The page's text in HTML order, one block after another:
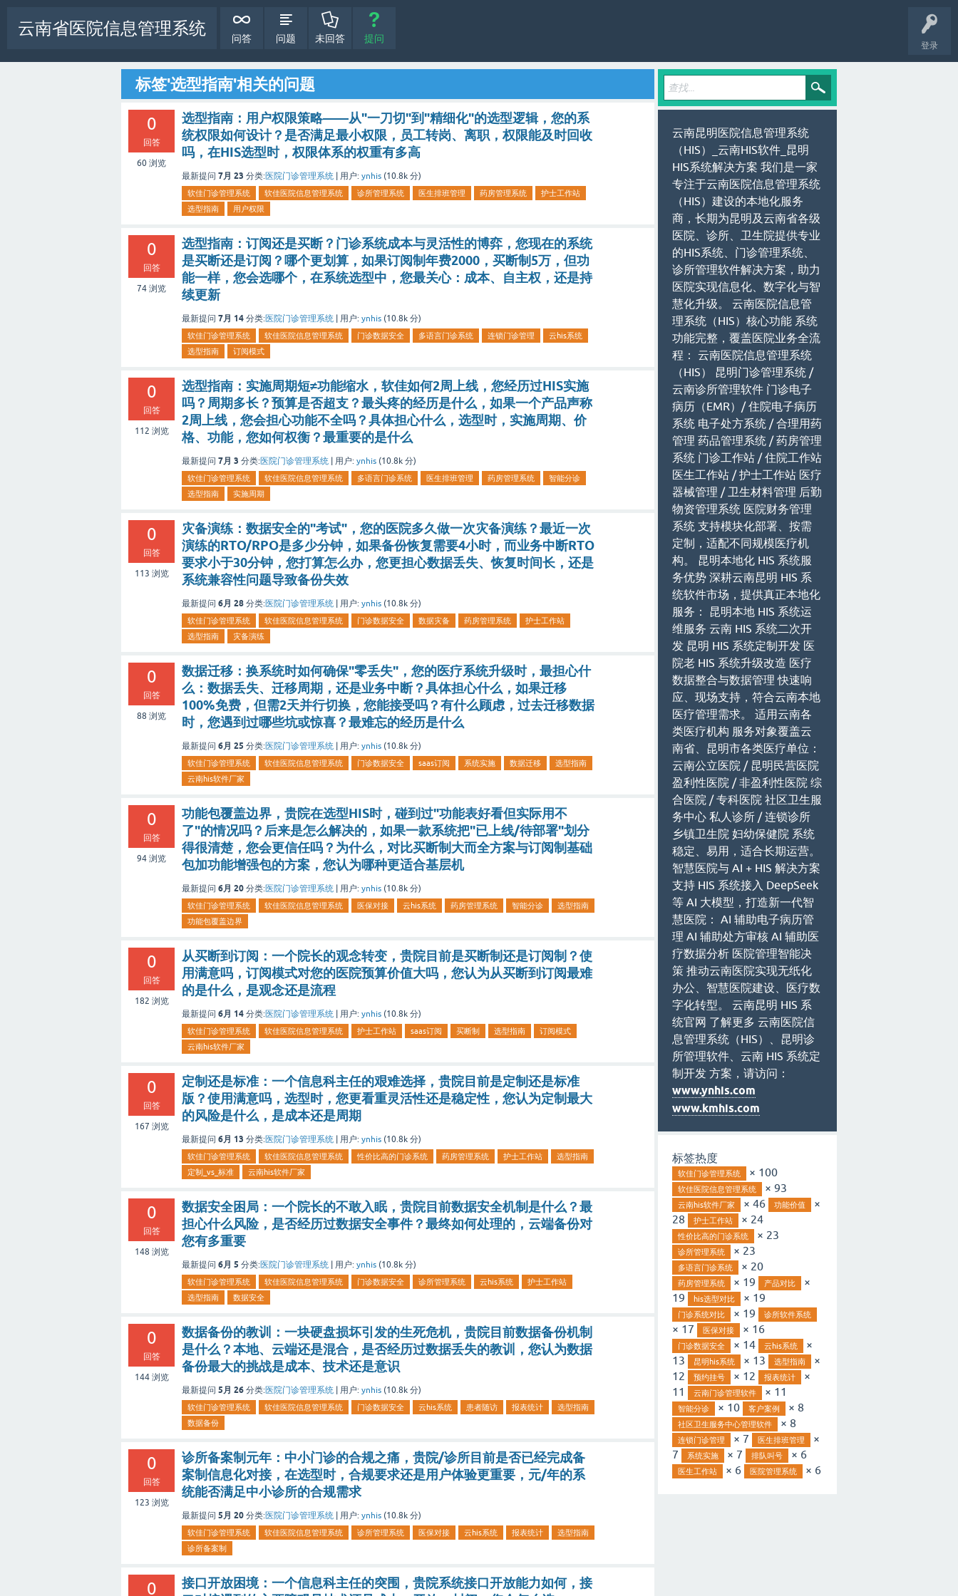
登录
云南省医院信息管理系统
问答 问题 未回答 提问
标签'选型指南'相关的问题
0
回答
60 浏览
选型指南：用户权限策略——从"一刀切"到"精细化"的选型逻辑，您的系
统权限如何设计？是否满足最小权限，员工转岗、离职，权限能及时回收
吗，在HIS选型时，权限体系的权重有多高
最新提问 7月 23 分类:医院门诊管理系统 用户: ynhis (10.8k 分)
软佳门诊管理系统 软佳医院信息管理系统 诊所管理系统 医生排班管理 药房管理系统
护士工作站
选型指南
用户权限
0
回答
74 浏览
选型指南：订阅还是买断？门诊系统成本与灵活性的博弈，您现在的系统
是买断还是订阅？哪个更划算，如果订阅制年费2000，买断制5万，但功
能一样，您会选哪个，在系统选型中，您最关心：成本、自主权，还是持
续更新
最新提问 7月 14 分类:医院门诊管理系统 用户: ynhis (10.8k 分)
软佳门诊管理系统 软佳医院信息管理系统 门诊数据安全 多语言门诊系统 连锁门诊管理
云his系统
选型指南
订阅模式
0
回答
112 浏览
选型指南：实施周期短≠功能缩水，软佳如何2周上线，您经历过HIS实施
吗？周期多长？预算是否超支？最头疼的经历是什么，如果一个产品声称
2周上线，您会担心功能不全吗？具体担心什么，选型时，实施周期、价
格、功能，您如何权衡？最重要的是什么
最新提问 7月 3 分类:医院门诊管理系统 用户: ynhis (10.8k 分)
软佳门诊管理系统 软佳医院信息管理系统 多语言门诊系统 医生排班管理 药房管理系统
智能分诊
选型指南
实施周期
0
回答
113 浏览
灾备演练：数据安全的"考试"，您的医院多久做一次灾备演练？最近一次
演练的RTO/RPO是多少分钟，如果备份恢复需要4小时，而业务中断RTO
要求小于30分钟，您打算怎么办，您更担心数据丢失、恢复时间长，还是
系统兼容性问题导致备份失效
最新提问 6月 28 分类:医院门诊管理系统 | 用户: ynhis (10.8k 分)
软佳门诊管理系统 软佳医院信息管理系统 门诊数据安全 数据灾备 药房管理系统
护士工作站
选型指南
灾备演练
0
回答
88 浏览
数据迁移：换系统时如何确保"零丢失"，您的医疗系统升级时，最担心什
么：数据丢失、迁移周期，还是业务中断？具体担心什么，如果迁移
100%免费，但需2天并行切换，您能接受吗？有什么顾虑，过去迁移数据
时，您遇到过哪些坑或惊喜？最难忘的经历是什么
最新提问 6月 25 分类:医院门诊管理系统 | 用户: ynhis (10.8k 分)
软佳门诊管理系统 软佳医院信息管理系统 门诊数据安全 saas订阅 系统实施 数据迁移
选型指南
云南his软件厂家
0
回答
94 浏览
功能包覆盖边界，贵院在选型HIS时，碰到过"功能表好看但实际用不
了"的情况吗？后来是怎么解决的，如果一款系统把"已上线/待部署"划分
得很清楚，您会更信任吗？为什么，对比买断制大而全方案与订阅制基础
包加功能增强包的方案，您认为哪种更适合基层机
最新提问 6月 20 分类:医院门诊管理系统 | 用户: ynhis (10.8k 分)
软佳门诊管理系统 软佳医院信息管理系统 医保对接 云his系统 药房管理系统 智能分诊
选型指南
功能包覆盖边界
0
回答
182 浏览
从买断到订阅：一个院长的观念转变，贵院目前是买断制还是订阅制？使
用满意吗，订阅模式对您的医院预算价值大吗，您认为从买断到订阅最难
的是什么，是观念还是流程
最新提问 6月 14 分类:医院门诊管理系统 | 用户: ynhis (10.8k 分)
软佳门诊管理系统 软佳医院信息管理系统 护士工作站 saas订阅 买断制 选型指南
订阅模式
云南his软件厂家
0
回答
167 浏览
定制还是标准：一个信息科主任的艰难选择，贵院目前是定制还是标准
版？使用满意吗，选型时，您更看重灵活性还是稳定性，您认为定制最大
的风险是什么，是成本还是周期
最新提问 6月 13 分类:医院门诊管理系统 | 用户: ynhis (10.8k 分)
软佳门诊管理系统 软佳医院信息管理系统 性价比高的门诊系统 药房管理系统 护士工作站
选型指南
定制_vs_标准
云南his软件厂家
0
回答
148 浏览
数据安全困局：一个院长的不敢入眠，贵院目前数据安全机制是什么？最
担心什么风险，是否经历过数据安全事件？最终如何处理的，云端备份对
您有多重要
最新提问 6月 5 分类:医院门诊管理系统 | 用户: ynhis (10.8k 分)
软佳门诊管理系统 软佳医院信息管理系统 门诊数据安全 诊所管理系统 云his系统
护士工作站
选型指南
数据安全
0
回答
144浏览
数据备份的教训：一块硬盘损坏引发的生死危机，贵院目前数据备份机制
是什么？本地、云端还是混合，是否经历过数据丢失的教训，您认为数据
备份最大的挑战是成本、技术还是意识
最新提问 5月 26 分类:医院门诊管理系统 | 用户: ynhis (10.8k 分)
软佳门诊管理系统 软佳医院信息管理系统 门诊数据安全 云his系统 患者随访 报表统计
选型指南
数据备份
0
回答
123 浏览
诊所备案制元年：中小门诊的合规之痛，贵院/诊所目前是否已经完成备
案制信息化对接，在选型时，合规要求还是用户体验更重要，元/年的系
统能否满足中小诊所的合规需求
最新提问 5月 20 分类:医院门诊管理系统 | 用户: ynhis (10.8k 分)
软佳门诊管理系统 软佳医院信息管理系统 诊所管理系统 医保对接 云his系统 报表统计
选型指南
诊所备案制
0
接口开放困境：一个信息科主任的突围，贵院系统接口开放能力如何，接
云南昆明医院信息管理系统
（HIS）_云南HIS软件_昆明
HIS系统解决方案 我们是一家
专注于云南医院信息管理系统
（HIS）建设的本地化服务
商，长期为昆明及云南省各级
医院、诊所、卫生院提供专业
的HIS系统、门诊管理系统、
诊所管理软件解决方案，助力
医院实现信息化、数字化与智
慧化升级。 云南医院信息管
理系统（HIS）核心功能 系统
功能完整，覆盖医院业务全流
程： 云南医院信息管理系统
（HIS） 昆明门诊管理系统 /
云南诊所管理软件 门诊电子
病历（EMR）/ 住院电子病历
系统 电子处方系统 / 合理用药
管理 药品管理系统 / 药房管理
系统 门诊工作站 / 住院工作站
医生工作站 / 护士工作站 医疗
器械管理 / 卫生材料管理 后勤
物资管理系统 医院财务管理
系统 支持模块化部署、按需
定制，适配不同规模医疗机
构。 昆明本地化 HIS 系统服
务优势 深耕云南昆明 HIS 系
统软件市场，提供真正本地化
服务： 昆明本地 HIS 系统运
维服务 云南 HIS 系统二次开
发 昆明 HIS 系统定制开发 医
院老 HIS 系统升级改造 医疗
数据整合与数据管理 快速响
应、现场支持，符合云南本地
医疗管理需求。 适用云南各
类医疗机构 服务对象覆盖云
南省、昆明市各类医疗单位：
云南公立医院 / 昆明民营医院
盈利性医院 / 非盈利性医院 综
合医院 / 专科医院 社区卫生服
务中心 私人诊所 / 连锁诊所
乡镇卫生院 妇幼保健院 系统
稳定、易用，适合长期运营。
智慧医院与 AI + HIS 解决方案
支持 HIS 系统接入 DeepSeek
等 AI 大模型，打造新一代智
慧医院： AI 辅助电子病历管
理 AI 辅助处方审核 AI 辅助医
疗数据分析 医院管理智能决
策 推动云南医院实现无纸化
办公、智慧医院建设、医疗数
字化转型。 云南昆明 HIS 系
统官网 了解更多 云南医院信
息管理系统（HIS）、昆明诊
所管理软件、云南 HIS 系统定
制开发 方案，请访问：
www.ynhis.com
www.kmhis.com
标签热度
软佳门诊管理系统 × 100
软佳医院信息管理系统 × 93
云南his软件厂家 × 46 功能价值
×
28
护士工作站 × 24
性价比高的门诊系统 × 23
诊所管理系统 × 23
多语言门诊系统 × 20
药房管理系统 × 19 产品对比
×
19
his选型对比 × 19
门诊系统对比 × 19 诊所软件系统
× 17 医保对接 × 16
门诊数据安全 × 14 云his系统
×
13
昆明his系统 × 13 选型指南
×
12
预约挂号 × 12 报表统计
×
11
云南门诊管理软件 × 11
智能分诊 × 10 客户案例 × 8
社区卫生服务中心管理软件 × 8
连锁门诊管理 × 7 医生排班管理
×
7
系统实施 × 7 排队叫号 × 6
医生工作站 × 6 医院管理系统 × 6